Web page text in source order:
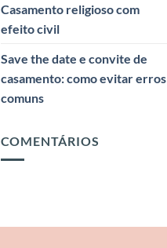
Casamento religioso com
efeito civil
Save the date e convite de
casamento: como evitar erros
comuns
COMENTÁRIOS